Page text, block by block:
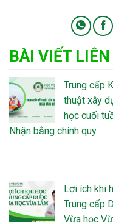
BÀI VIẾT LIÊN
Trung cấp
thuật xây
học cuối
Nhận bằng chính quy
Lợi ích khi
Trung cấp
Vừa học